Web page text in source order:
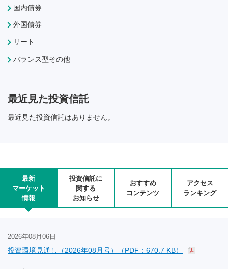
国内債券
外国債券
リート
バランス型その他
最近見た投資信託
最近見た投資信託はありません。
最新
マーケット
情報
投資信託に
関する
お知らせ
おすすめ
コンテンツ
アクセス
ランキング
2026年08月06日
投資環境見通し（2026年08月号）（PDF：670.7 KB）